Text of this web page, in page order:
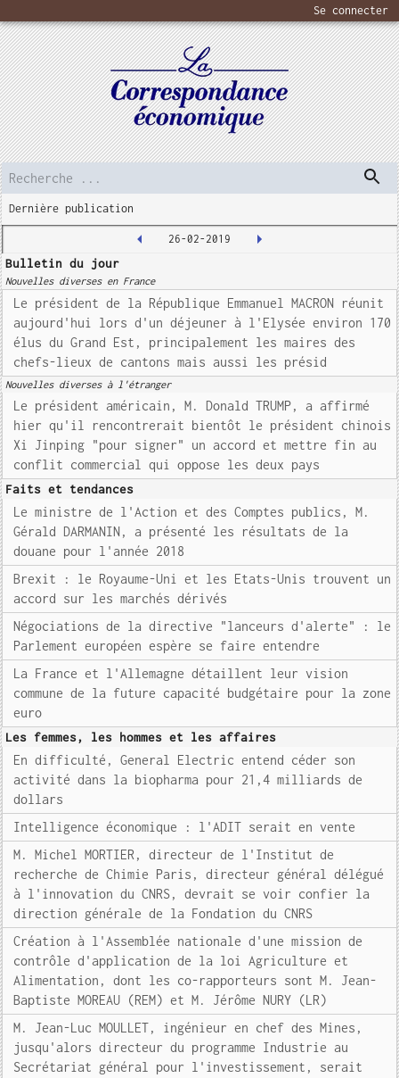
Se connecter
Dernière publication
26-02-2019
Bulletin du jour
Nouvelles diverses en France
Le président de la République Emmanuel MACRON réunit
aujourd'hui lors d'un déjeuner à l'Elysée environ 170
élus du Grand Est, principalement les maires des
chefs-lieux de cantons mais aussi les présid
Nouvelles diverses à l'étranger
Le président américain, M. Donald TRUMP, a affirmé
hier qu'il rencontrerait bientôt le président chinois
Xi Jinping "pour signer" un accord et mettre fin au
conflit commercial qui oppose les deux pays
Faits et tendances
Le ministre de l'Action et des Comptes publics, M.
Gérald DARMANIN, a présenté les résultats de la
douane pour l'année 2018
Brexit : le Royaume-Uni et les Etats-Unis trouvent un
accord sur les marchés dérivés
Négociations de la directive "lanceurs d'alerte" : le
Parlement européen espère se faire entendre
La France et l'Allemagne détaillent leur vision
commune de la future capacité budgétaire pour la zone
euro
Les femmes, les hommes et les affaires
En difficulté, General Electric entend céder son
activité dans la biopharma pour 21,4 milliards de
dollars
Intelligence économique : l'ADIT serait en vente
M. Michel MORTIER, directeur de l'Institut de
recherche de Chimie Paris, directeur général délégué
à l'innovation du CNRS, devrait se voir confier la
direction générale de la Fondation du CNRS
Création à l'Assemblée nationale d'une mission de
contrôle d'application de la loi Agriculture et
Alimentation, dont les co-rapporteurs sont M. Jean-
Baptiste MOREAU (REM) et M. Jérôme NURY (LR)
M. Jean-Luc MOULLET, ingénieur en chef des Mines,
jusqu'alors directeur du programme Industrie au
Secrétariat général pour l'investissement, serait